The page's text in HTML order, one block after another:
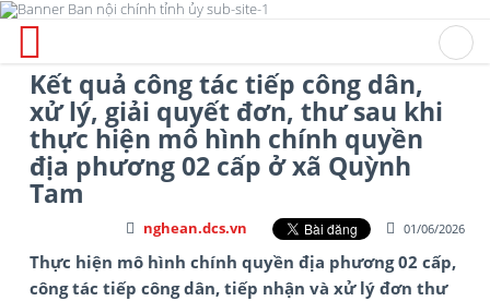
Kết quả công tác tiếp công dân,
xử lý, giải quyết đơn, thư sau khi
thực hiện mô hình chính quyền
địa phương 02 cấp ở xã Quỳnh
Tam
01/06/2026
nghean.dcs.vn
Thực hiện mô hình chính quyền địa phương 02 cấp,
công tác tiếp công dân, tiếp nhận và xử lý đơn thư